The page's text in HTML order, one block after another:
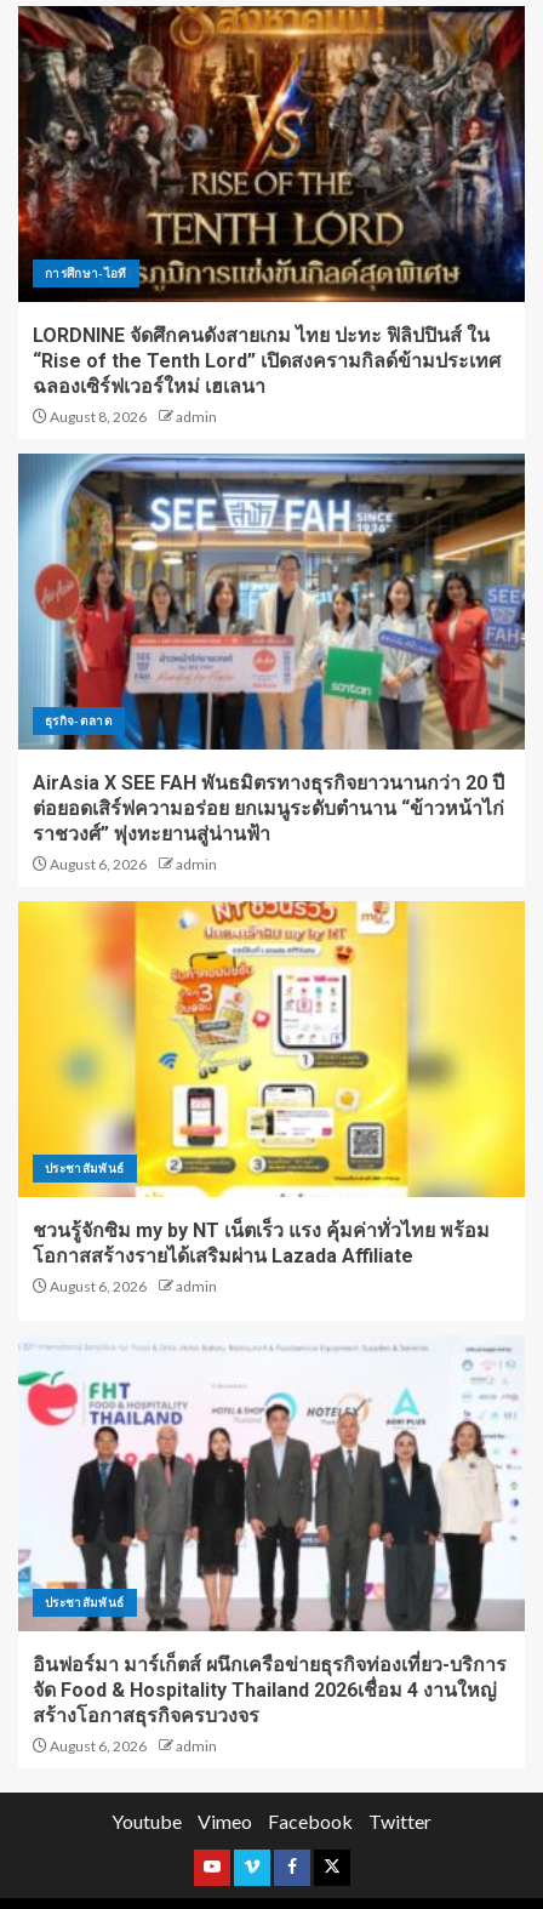
การศึกษา-ไอที
LORDNINE จัดศึกคนดังสายเกม ไทย ปะทะ ฟิลิปปินส์ ใน
“Rise of the Tenth Lord” เปิดสงครามกิลด์ข้ามประเทศ
ฉลองเซิร์ฟเวอร์ใหม่ เฮเลนา
August 8, 2026 admin
ธุรกิจ-ตลาด
AirAsia X SEE FAH พันธมิตรทางธุรกิจยาวนานกว่า 20 ปี
ต่อยอดเสิร์ฟความอร่อย ยกเมนูระดับตำนาน “ข้าวหน้าไก่
ราชวงศ์” พุ่งทะยานสู่น่านฟ้า
August 6, 2026 admin
ประชาสัมพันธ์
ชวนรู้จักซิม my by NT เน็ตเร็ว แรง คุ้มค่าทั่วไทย พร้อม
โอกาสสร้างรายได้เสริมผ่าน Lazada Affiliate
August 6, 2026 admin
ประชาสัมพันธ์
อินฟอร์มา มาร์เก็ตส์ ผนึกเครือข่ายธุรกิจท่องเที่ยว-บริการ
จัด Food & Hospitality Thailand 2026เชื่อม 4 งานใหญ่
สร้างโอกาสธุรกิจครบวงจร
August 6, 2026 admin
Youtube Vimeo Facebook Twitter